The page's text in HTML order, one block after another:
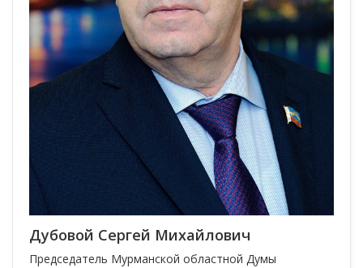
Дубовой Сергей Михайлович
Председатель Мурманской областной Думы